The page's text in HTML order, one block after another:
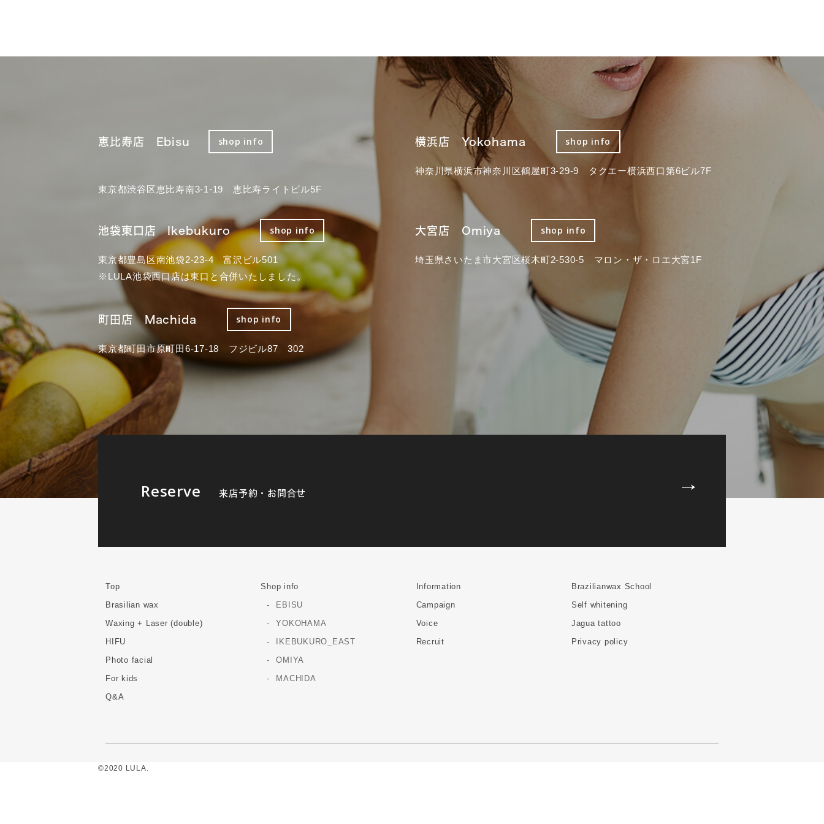
恵比寿店 Ebisu shop info
東京都渋谷区恵比寿南3-1-19 恵比寿ライトビル5F
横浜店 Yokohama shop info
神奈川県横浜市神奈川区鶴屋町3-29-9 タクエー横浜西口第6ビル7F
池袋東口店 Ikebukuro shop info
東京都豊島区南池袋2-23-4 富沢ビル501
※LULA池袋西口店は東口と合併いたしました。
大宮店 Omiya shop info
埼玉県さいたま市大宮区桜木町2-530-5 マロン・ザ・ロエ大宮1F
町田店 Machida shop info
東京都町田市原町田6-17-18 フジビル87 302
Reserve 来店予約・お問合せ
Top
Brasilian wax
Waxing + Laser (double)
HIFU
Photo facial
For kids
Q&A
Shop info
EBISU
YOKOHAMA
IKEBUKURO_EAST
OMIYA
MACHIDA
Information
Campaign
Voice
Recruit
Brazilianwax School
Self whitening
Jagua tattoo
Privacy policy
©2020 LULA.